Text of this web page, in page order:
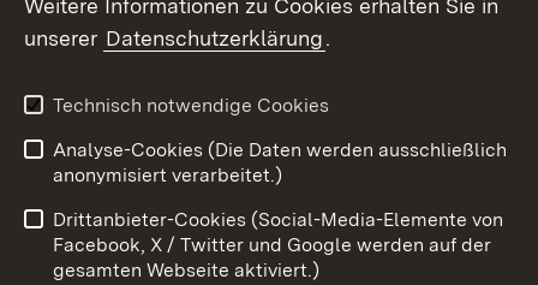
X / Twitter
Youtube
Impressum
Kontakt
Barrierefreiheit
Datenschutz
Cookies
Weitere Informationen zu Cookies erhalten Sie in
unserer Datenschutzerklärung.
Technisch notwendige Cookies
Analyse-Cookies (Die Daten werden ausschließlich
anonymisiert verarbeitet.)
Drittanbieter-Cookies (Social-Media-Elemente von
Facebook, X / Twitter und Google werden auf der
gesamten Webseite aktiviert.)